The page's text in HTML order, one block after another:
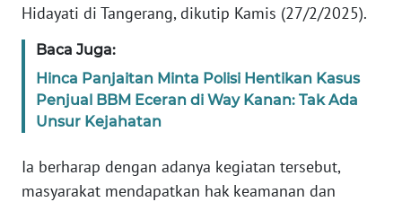
Hidayati di Tangerang, dikutip Kamis (27/2/2025).
Baca Juga:
Hinca Panjaitan Minta Polisi Hentikan Kasus
Penjual BBM Eceran di Way Kanan: Tak Ada
Unsur Kejahatan
Ia berharap dengan adanya kegiatan tersebut,
masyarakat mendapatkan hak keamanan dan
WN
BANTEN
WN
NTT
KEPRI